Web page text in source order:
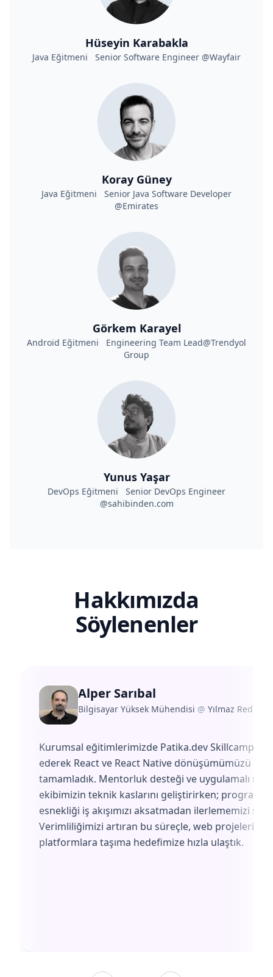
Hüseyin Karabakla
Java Eğitmeni Senior Software Engineer @Wayfair
Koray Güney
Java Eğitmeni Senior Java Software Developer
@Emirates
Görkem Karayel
Android Eğitmeni Engineering Team Lead@Trendyol
Group
Yunus Yaşar
DevOps Eğitmeni Senior DevOps Engineer
@sahibinden.com
Hakkımızda
Söylenenler
Alper Sarıbal
Bilgisayar Yüksek Mühendisi @ Yılmaz
Kurumsal eğitimlerimizde Patika.dev Skillcamp'i
ederek React ve React Native dönüşümümüzü
tamamladık. Mentorluk desteği ve uygulamalı
ekibimizin teknik kaslarını geliştirirken; programın
esnekliği iş akışımızı aksatmadan ilerlememizi
Verimliliğimizi artıran bu süreçle, web
platformlara taşıma hedefimize hızla ulaştık.